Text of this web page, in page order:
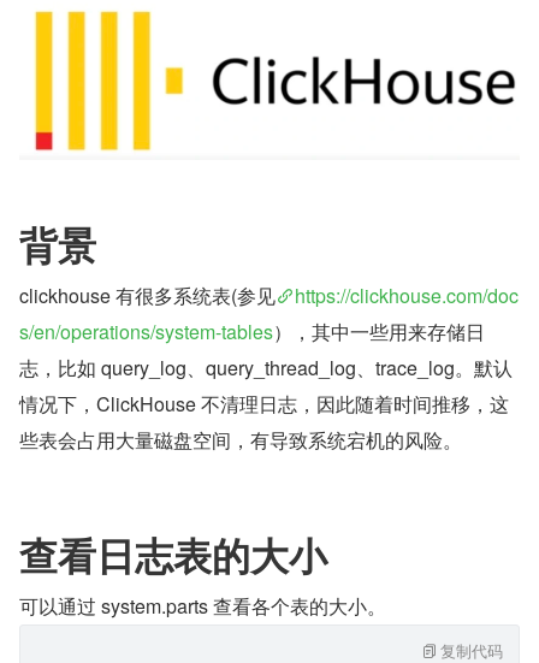
背景
clickhouse 有很多系统表(参见
https://clickhouse.com/doc
s/en/operations/system-tables），其中一些用来存储日
志，比如 query_log、query_thread_log、trace_log。默认
情况下，ClickHouse 不清理日志，因此随着时间推移，这
些表会占用大量磁盘空间，有导致系统宕机的风险。
查看日志表的大小
可以通过 system.parts 查看各个表的大小。
复制代码